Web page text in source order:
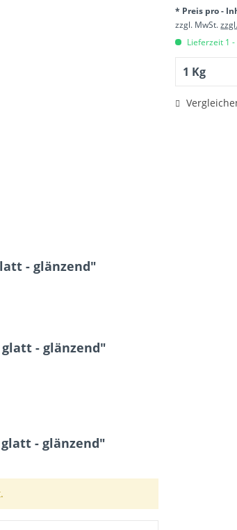
* Preis pro -
zzgl. MwSt.
Lieferzeit 1
- glänzend"
glatt - glänzend"
- glänzend"